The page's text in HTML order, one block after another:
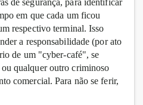
de segurança, para identificar
em que cada um ficou
respectivo terminal. Isso
a responsabilidade (por ato
de um "cyber-café", se
ou qualquer outro criminoso
comercial. Para não se ferir,